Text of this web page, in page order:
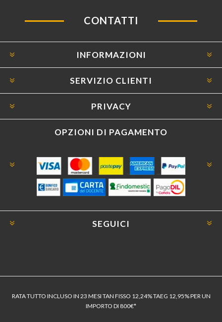
CONTATTI
INFORMAZIONI
SERVIZIO CLIENTI
PRIVACY
OPZIONI DI PAGAMENTO
SEGUICI
RATA TUTTO INCLUSO IN 23 MESI TAN FISSO 12,24% TAEG 12,95% PER UN
IMPORTO DI 800€*